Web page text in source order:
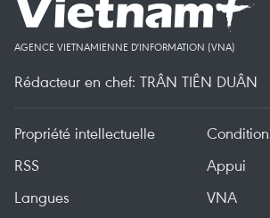
AGENCE VIETNAMIENNE D'INFORMATION (VNA)
Rédacteur en chef: TRÂN TIÊN DUÂN
Propriété intellectuelle
RSS
Appui
Langues
VNA